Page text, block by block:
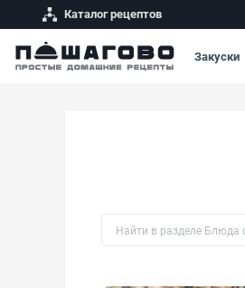
Каталог рецептов
Закуски